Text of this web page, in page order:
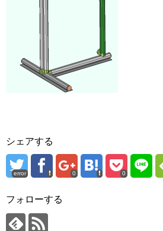
シェアする
error 0 0
フォローする